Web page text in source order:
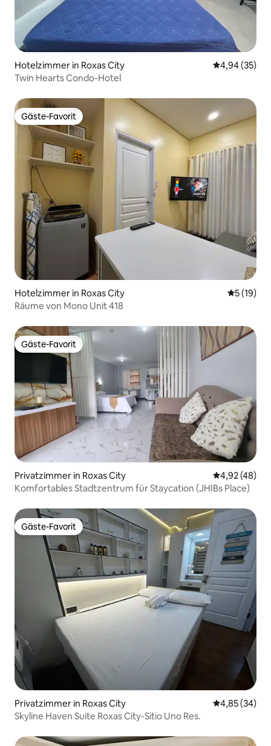
Hotelzimmer in Roxas City
4,94 (35)
Twin Hearts Condo-Hotel
Gäste-Favorit
Gäste-Favorit
Hotelzimmer in Roxas City
5 (19)
Räume von Mono Unit 418
Gäste-Favorit
Gäste-Favorit
Privatzimmer in Roxas City
4,92 (48)
Komfortables Stadtzentrum für Staycation (JHIBs Place)
Gäste-Favorit
Gäste-Favorit
Privatzimmer in Roxas City
4,85 (34)
Skyline Haven Suite Roxas City-Sitio Uno Res.